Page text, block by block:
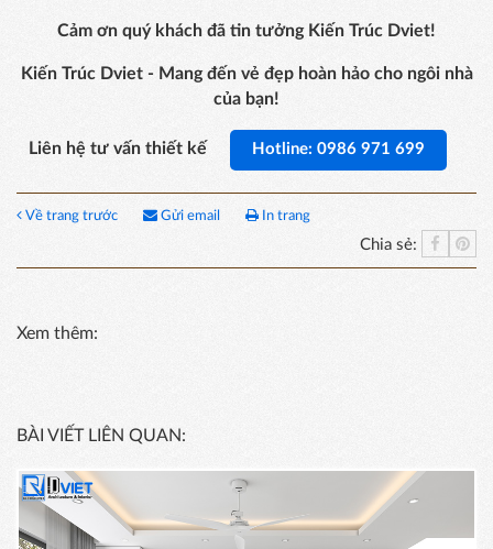
Cảm ơn quý khách đã tin tưởng Kiến Trúc Dviet!
Kiến Trúc Dviet - Mang đến vẻ đẹp hoàn hảo cho ngôi nhà
của bạn!
Liên hệ tư vấn thiết kế Hotline: 0986 971 699
Về trang trước Gửi email In trang
Chia sẻ:
Xem thêm:
BÀI VIẾT LIÊN QUAN: